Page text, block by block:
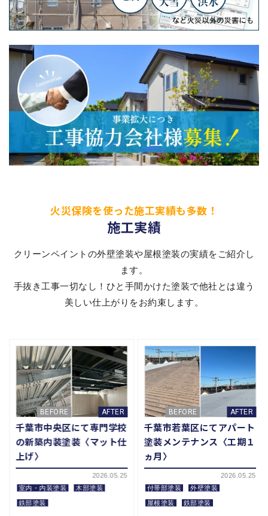
火災保険を使った施工実績も多数！
施工実績
クリーンペイントの外壁塗装や屋根塗装の実績をご紹介し
ます。
手抜き工事一切なし！ひと手間かけた塗装で他社とは違う
美しい仕上がりをお約束します。
千葉市中央区にて新築の軒
天・ドア塗装〈事務所兼自
宅〉
2026.05.22
付帯部塗装
施工前 未塗装の状態です。ボ
千葉市稲毛区にて木製収納
棚の塗装〈着色・クリア塗
装〉
2026.05.21
室内・内装塗装
木部塗装
施工前 取り付けされたまま